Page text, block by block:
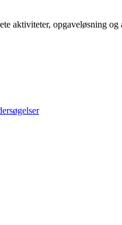
aktiviteter, opgaveløsning